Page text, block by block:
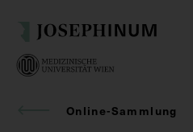
Online-Sammlung